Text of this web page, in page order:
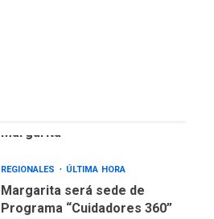
Margarita
REGIONALES ÚLTIMA HORA
Margarita será sede de
Programa “Cuidadores 360”